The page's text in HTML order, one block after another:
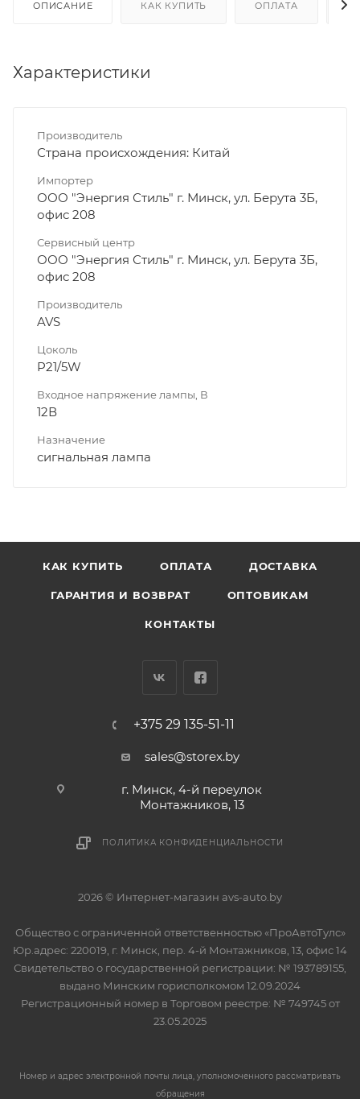
ОПИСАНИЕ КАК КУПИТЬ ОПЛАТА
Характеристики
Производитель
Страна происхождения: Китай
Импортер
ООО "Энергия Стиль" г. Минск, ул. Берута 3Б,
офис 208
Сервисный центр
ООО "Энергия Стиль" г. Минск, ул. Берута 3Б,
офис 208
Производитель
AVS
Цоколь
P21/5W
Входное напряжение лампы, В
12В
Назначение
сигнальная лампа
КАК КУПИТЬ ОПЛАТА ДОСТАВКА
ГАРАНТИЯ И ВОЗВРАТ ОПТОВИКАМ
КОНТАКТЫ
+375 29 135-51-11
sales@storex.by
г. Минск, 4-й переулок
Монтажников, 13
ПОЛИТИКА КОНФИДЕНЦИАЛЬНОСТИ
2026 © Интернет-магазин avs-auto.by
Общество с ограниченной ответственностью «ПроАвтоТулс»
Юр.адрес: 220019, г. Минск, пер. 4-й Монтажников, 13, офис 14
Свидетельство о государственной регистрации: № 193789155,
выдано Минским горисполкомом 12.09.2024
Регистрационный номер в Торговом реестре: № 749745 от
23.05.2025
Номер и адрес электронной почты лица, уполномоченного рассматривать
обращения